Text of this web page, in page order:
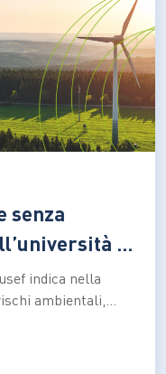
senza
di
indica nella
ambientali,
verranno
nocivi. Con notevoli